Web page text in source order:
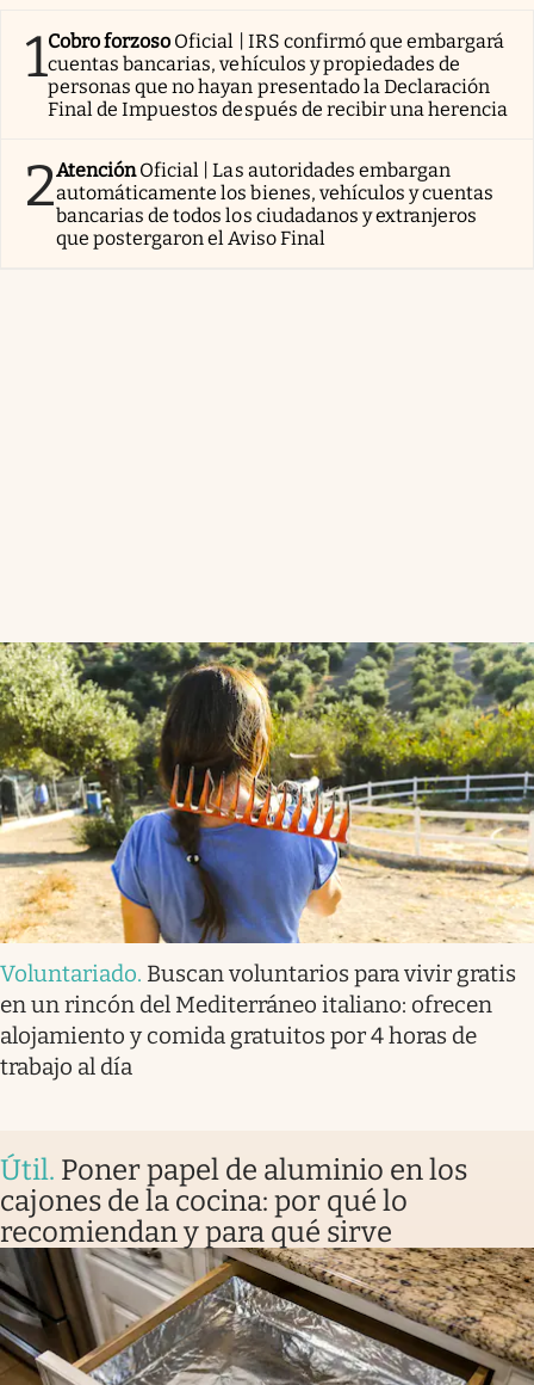
1Cobro forzoso Oficial | IRS confirmó que embargará
cuentas bancarias, vehículos y propiedades de
personas que no hayan presentado la Declaración
Final de Impuestos después de recibir una herencia
2AtenciónOficial | Las autoridades embargan
automáticamente los bienes, vehículos y cuentas
bancarias de todos los ciudadanos y extranjeros
que postergaron el Aviso Final
Voluntariado. Buscan voluntarios para vivir gratis
en un rincón del Mediterráneo italiano: ofrecen
alojamiento y comida gratuitos por 4 horas de
trabajo al día
Útil. Poner papel de aluminio en los
cajones de la cocina: por qué lo
recomiendan y para qué sirve